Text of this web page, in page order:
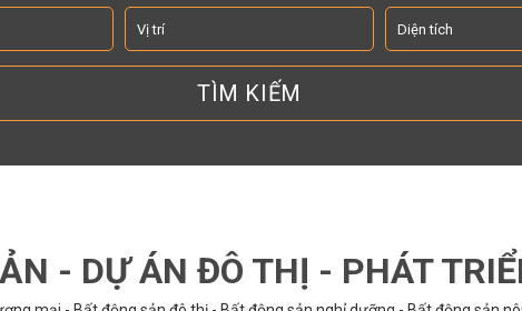
- DỰ ÁN ĐÔ THỊ - PHÁT